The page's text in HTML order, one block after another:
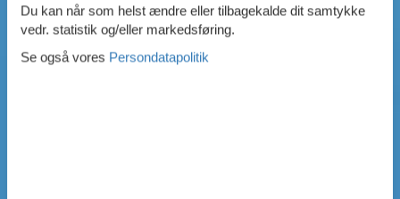
Du kan når som helst ændre eller tilbagekalde dit samtykke
vedr. statistik og/eller markedsføring.
Se også vores Persondatapolitik